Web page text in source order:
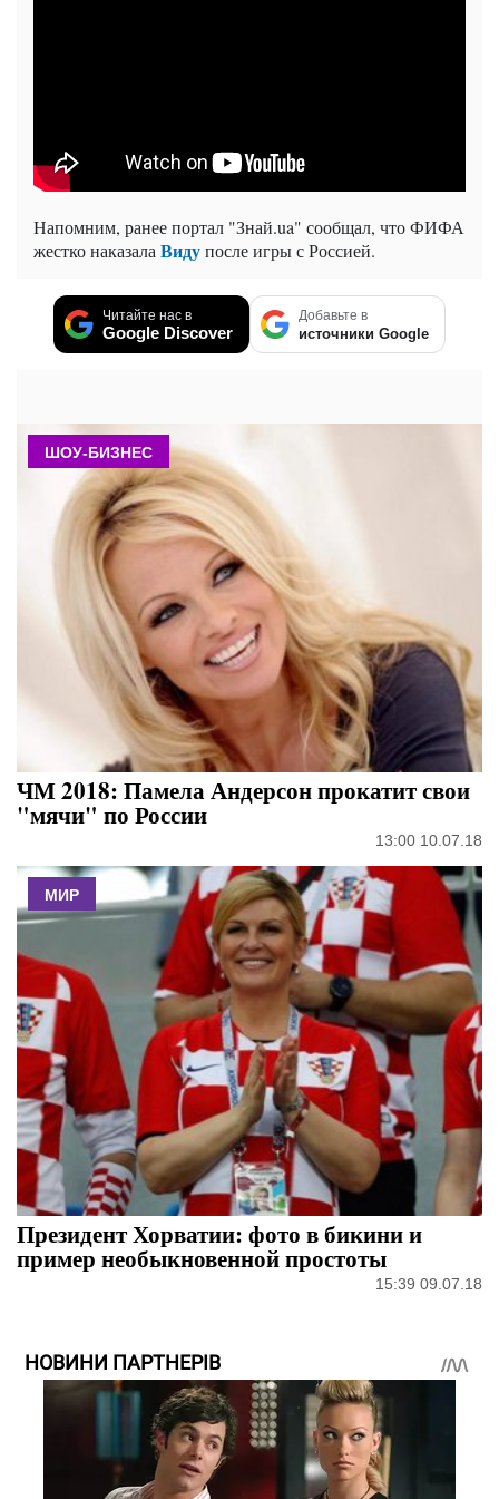
Напомним, ранее портал "Знай.ua" сообщал, что ФИФА
жестко наказала Видупосле игры с Россией.
Читайте нас в
Google Discover
Добавьте в
источники Google
ШОУ-БИЗНЕС
ЧМ 2018: Памела Андерсон прокатит свои
"мячи" по России
13:00 10.07.18
МИР
Президент Хорватии: фото в бикини и
пример необыкновенной простоты
15:39 09.07.18
НОВИНИ ПАРТНЕРІВ